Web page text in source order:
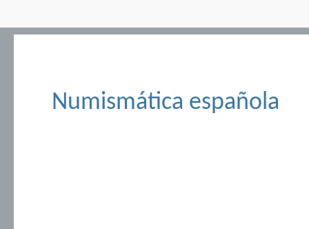
Numismática española